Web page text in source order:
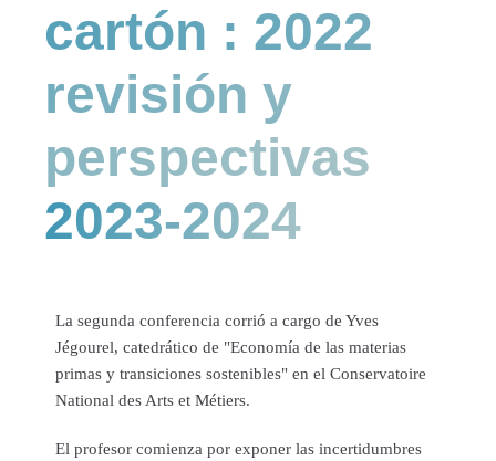
cartón : 2022
revisión y
perspectivas
2023-2024
La segunda conferencia corrió a cargo de Yves
Jégourel, catedrático de "Economía de las materias
primas y transiciones sostenibles" en el Conservatoire
National des Arts et Métiers.
El profesor comienza por exponer las incertidumbres